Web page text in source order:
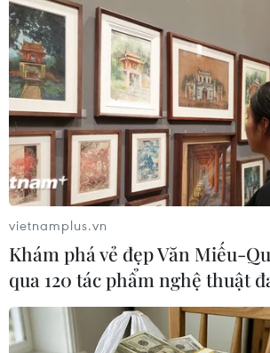
Theo dõi VietnamPlus
TIN LIÊN QUAN
vietnamplus.vn
Khám phá vẻ đẹp Văn Miếu-
qua 120 tác phẩm nghệ thuật